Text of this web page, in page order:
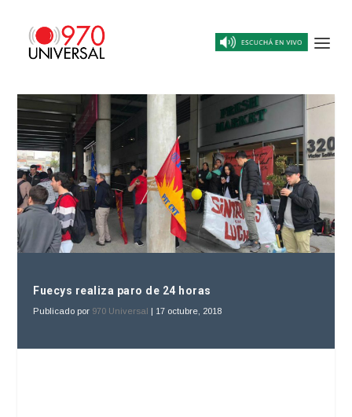
Fuecys realiza paro de 24 horas
Publicado por 970 Universal | 17 octubre, 2018